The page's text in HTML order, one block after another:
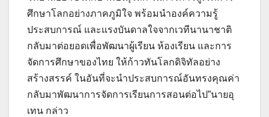
ศึกษาโลกอย่างภาคภูมิใจ พร้อมนำองค์ความรู้
ประสบการณ์ และแรงบันดาลใจจากเวทีนานาชาติ
กลับมาต่อยอดเพื่อพัฒนาผู้เรียน ห้องเรียน และการ
จัดการศึกษาของไทย ให้ก้าวทันโลกดิจิทัลอย่าง
สร้างสรรค์ ในอันที่จะนำประสบการณ์อันทรงคุณค่า
กลับมาพัฒนาการจัดการเรียนการสอนต่อไป”นายอุ
เทน กล่าว